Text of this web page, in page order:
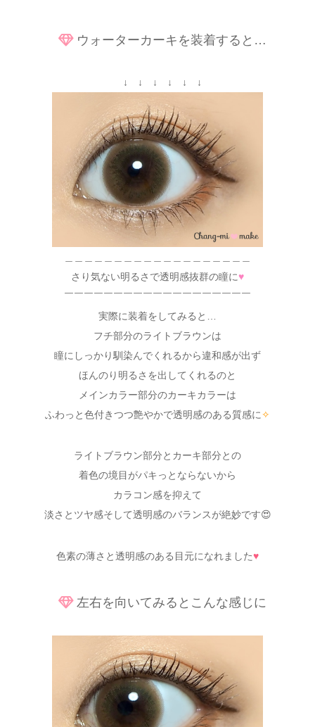
ウォーターカーキを装着すると…
↓ ↓ ↓ ↓ ↓ ↓
さり気ない明るさで透明感抜群の瞳に♥
￣￣￣￣￣￣￣￣￣￣￣￣￣￣￣￣￣￣￣
実際に装着をしてみると…
フチ部分のライトブラウンは
瞳にしっかり馴染んでくれるから違和感が出ず
ほんのり明るさを出してくれるのと
メインカラー部分のカーキカラーは
ふわっと色付きつつ艶やかで透明感のある質感に✧
ライトブラウン部分とカーキ部分との
着色の境目がパキっとならないから
カラコン感を抑えて
淡さとツヤ感そして透明感のバランスが絶妙です😍
色素の薄さと透明感のある目元になれました♥
左右を向いてみるとこんな感じに